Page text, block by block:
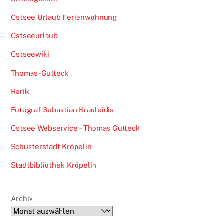
Ostsee Urlaub Ferienwohnung
Ostseeurlaub
Ostseewiki
Thomas-Gutteck
Rerik
Fotograf Sebastian Krauleidis
Ostsee Webservice – Thomas Gutteck
Schusterstadt Kröpelin
Stadtbibliothek Kröpelin
Archiv